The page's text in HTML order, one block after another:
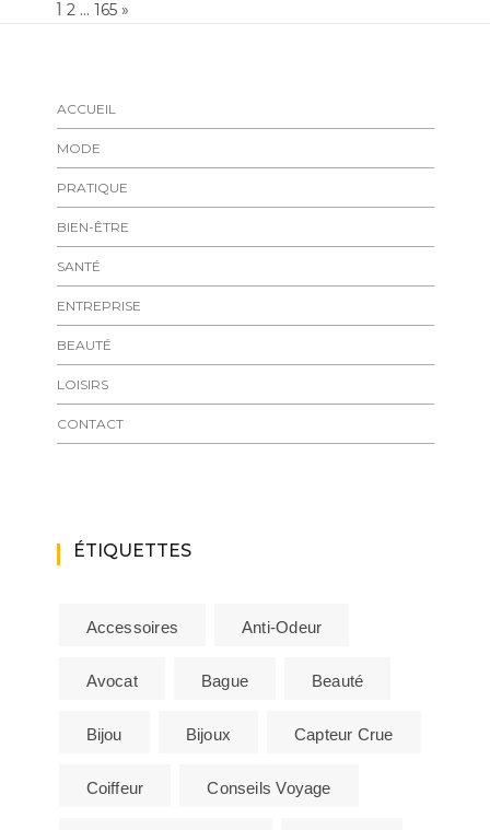
Page:
1 2 … 165 NEXT
»
ACCUEIL
MODE
PRATIQUE
BIEN-ÊTRE
SANTÉ
ENTREPRISE
BEAUTÉ
LOISIRS
CONTACT
ÉTIQUETTES
Accessoires Anti-Odeur
Avocat Bague Beauté
Bijou Bijoux Capteur Crue
Coiffeur Conseils Voyage